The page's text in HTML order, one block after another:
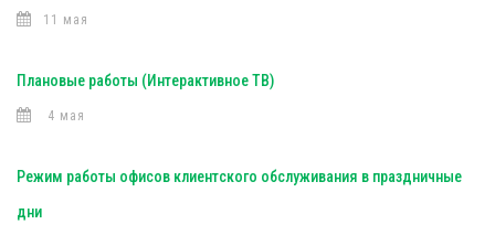
11 мая
Плановые работы (Интерактивное ТВ)
4 мая
Режим работы офисов клиентского обслуживания в праздничные
дни